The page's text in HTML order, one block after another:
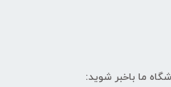
ما باخبر شوید: